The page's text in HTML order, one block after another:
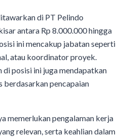
di PT Pelindo
antara Rp 8.000.000 hingga
ini mencakup jabatan seperti
atau koordinator proyek.
posisi ini juga mendapatkan
berdasarkan pencapaian
memerlukan pengalaman kerja
relevan, serta keahlian dalam